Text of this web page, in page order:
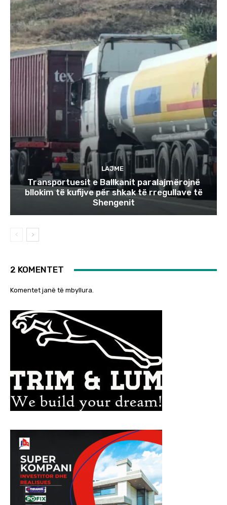
LAJME
Transportuesit e Ballkanit paralajmërojnë
bllokim të kufijve për shkak të rregullave të
Shengenit
2 KOMENTET
Komentet janë të mbyllura.